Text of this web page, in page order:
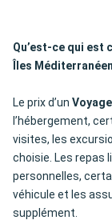
Qu’est-ce qui est
Îles
Le prix d’un
l’hébergement,
visites, les
choisie. Les repas
personnelles,
véhicule et les
supplément.